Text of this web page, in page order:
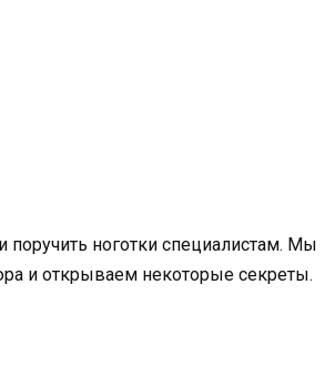
поручить ноготки специалистам. Мы
и открываем некоторые секреты.